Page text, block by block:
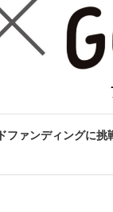
ファンディングに挑